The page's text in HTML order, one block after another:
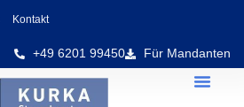
Kontakt
+49 6201 99450 Für Mandanten